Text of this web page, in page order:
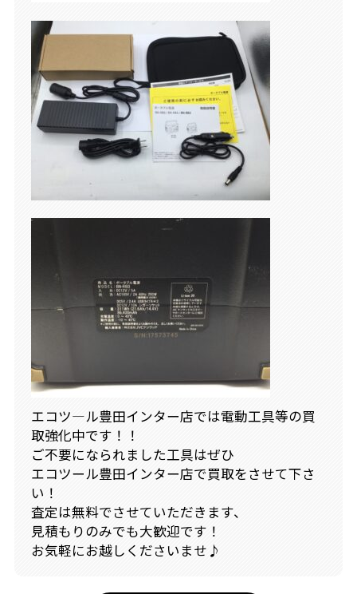
エコツ―ル豊田インター店では電動工具等の買
取強化中です！！
ご不要になられました工具はぜひ
エコツール豊田インター店で買取をさせて下さ
い！
査定は無料でさせていただきます、
見積もりのみでも大歓迎です！
お気軽にお越しくださいませ♪